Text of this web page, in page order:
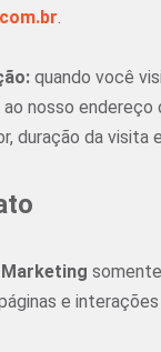
.
quando você
nosso
duração da visita
e